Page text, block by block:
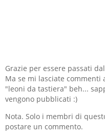
Grazie per essere passati
Ma se mi lasciate commenti
"leoni da tastiera" beh...
vengono pubblicati :)
Nota. Solo i membri di
postare un commento.